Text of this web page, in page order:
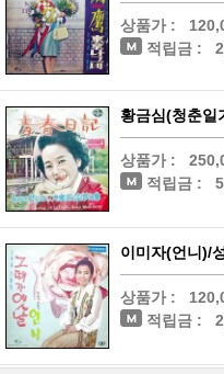
상품가 :
적립금 :
황금심(청춘일
상품가 :
적립금 :
이미자(언니)/
상품가 :
적립금 :